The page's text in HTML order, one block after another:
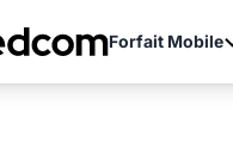
Forfait Mobile